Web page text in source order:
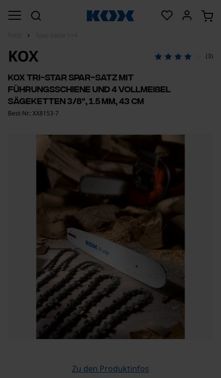
KOX (3)
KOX Tri-Star Spar-Satz mit
Führungsschiene und 4 Vollmeißel
Sägeketten 3/8", 1.5 mm, 43 cm
Best-Nr.: XX8153-7
Zu den Produktinfos